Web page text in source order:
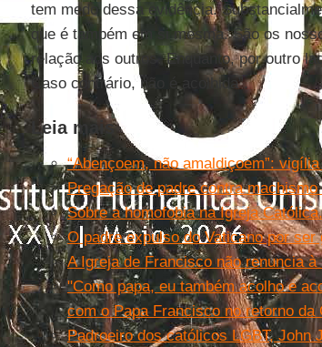
tem medo dessa evidência.
que é também em si mesma. São os
relação aos outros. Enquanto, por outro
Caso contrário, não é acolhida”.
Leia mais
“Abençoem, não amaldiçoem”:
Pregação de padre contra
Sobre a homofobia na Igreja
O padre expulso do Vaticano por
A Igreja de Francisco não renuncia
"Como papa, eu também acolho e
com o Papa Francisco no retorno da
Padroeiro dos católicos LGBT, John